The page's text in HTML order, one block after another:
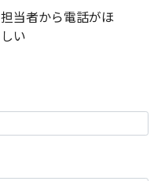
担当者から電話がほ
しい